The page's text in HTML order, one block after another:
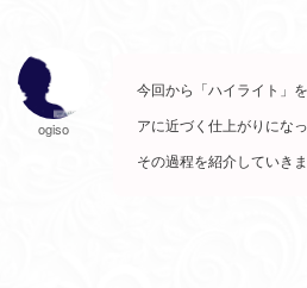
ogiso
今回から「ハイライト」
アに近づく仕上がりになっ
その過程を紹介していき